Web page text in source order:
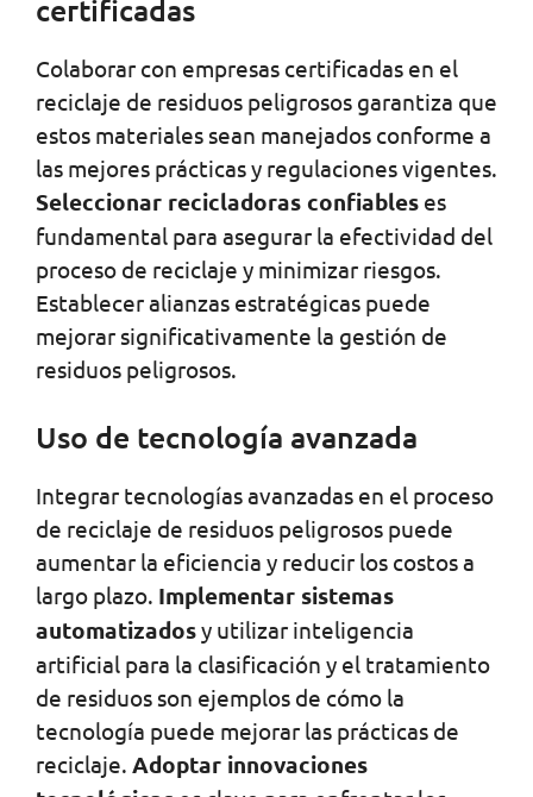
certificadas
Colaborar con empresas certificadas en el
reciclaje de residuos peligrosos garantiza que
estos materiales sean manejados conforme a
las mejores prácticas y regulaciones vigentes.
Seleccionar recicladoras confiables es
fundamental para asegurar la efectividad del
proceso de reciclaje y minimizar riesgos.
Establecer alianzas estratégicas puede
mejorar significativamente la gestión de
residuos peligrosos.
Uso de tecnología avanzada
Integrar tecnologías avanzadas en el proceso
de reciclaje de residuos peligrosos puede
aumentar la eficiencia y reducir los costos a
largo plazo. Implementar sistemas
automatizadosy utilizar inteligencia
artificial para la clasificación y el tratamiento
de residuos son ejemplos de cómo la
tecnología puede mejorar las prácticas de
reciclaje. Adoptar innovaciones